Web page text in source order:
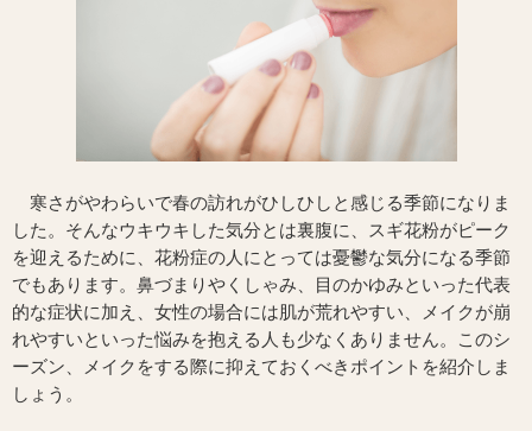
寒さがやわらいで春の訪れがひしひしと感じる季節になりま
した。そんなウキウキした気分とは裏腹に、スギ花粉がピーク
を迎えるために、花粉症の人にとっては憂鬱な気分になる季節
でもあります。鼻づまりやくしゃみ、目のかゆみといった代表
的な症状に加え、女性の場合には肌が荒れやすい、メイクが崩
れやすいといった悩みを抱える人も少なくありません。このシ
ーズン、メイクをする際に抑えておくべきポイントを紹介しま
しょう。